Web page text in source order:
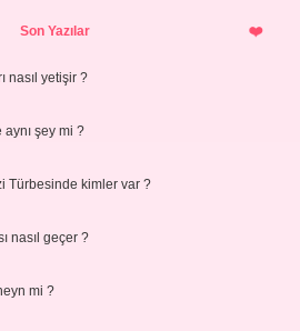
Son Yazılar
nasıl yetişir ?
şey mi ?
Türbesinde kimler var ?
nasıl geçer ?
mi ?